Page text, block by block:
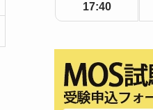
17:40